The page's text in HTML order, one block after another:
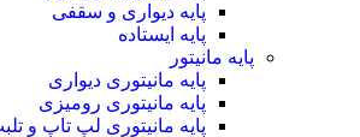
پایه دیواری و سقفی
پایه ایستاده
پایه مانیتور
پایه مانیتوری دیواری
پایه مانیتوری رومیزی
پایه مانیتوری لپ تاپ و